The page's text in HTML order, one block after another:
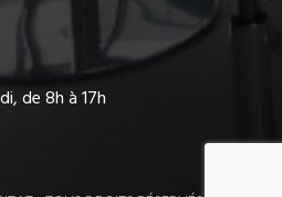
de 8h à 17h